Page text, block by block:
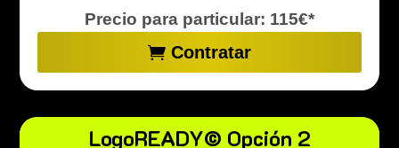
Precio para particular: 115€*
Contratar
LogoREADY© Opción 2